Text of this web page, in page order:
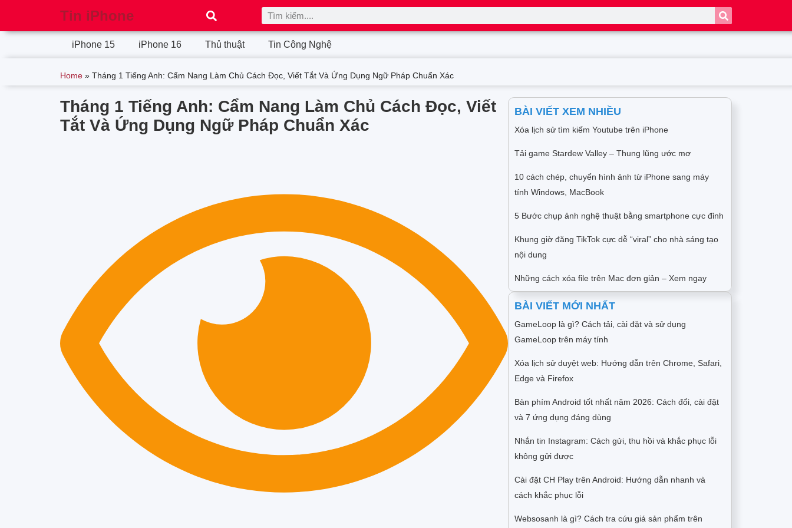
Tin iPhone
iPhone 15 iPhone 16 Thủ thuật Tin Công Nghệ
Home » Tháng 1 Tiếng Anh: Cẩm Nang Làm Chủ Cách Đọc, Viết Tắt Và Ứng Dụng Ngữ Pháp Chuẩn Xác
Tháng 1 Tiếng Anh: Cẩm Nang Làm Chủ Cách Đọc, Viết
Tắt Và Ứng Dụng Ngữ Pháp Chuẩn Xác
BÀI VIẾT XEM NHIỀU
Xóa lịch sử tìm kiếm Youtube trên iPhone
Tải game Stardew Valley – Thung lũng ước mơ
10 cách chép, chuyển hình ảnh từ iPhone sang máy
tính Windows, MacBook
5 Bước chụp ảnh nghệ thuật bằng smartphone cực đỉnh
Khung giờ đăng TikTok cực dễ “viral” cho nhà sáng tạo
nội dung
Những cách xóa file trên Mac đơn giản – Xem ngay
BÀI VIẾT MỚI NHẤT
GameLoop là gì? Cách tải, cài đặt và sử dụng
GameLoop trên máy tính
Xóa lịch sử duyệt web: Hướng dẫn trên Chrome, Safari,
Edge và Firefox
Bàn phím Android tốt nhất năm 2026: Cách đổi, cài đặt
và 7 ứng dụng đáng dùng
Nhắn tin Instagram: Cách gửi, thu hồi và khắc phục lỗi
không gửi được
Cài đặt CH Play trên Android: Hướng dẫn nhanh và
cách khắc phục lỗi
Websosanh là gì? Cách tra cứu giá sản phẩm trên